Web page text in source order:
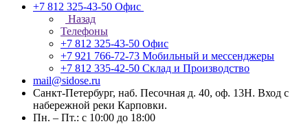
+7 812 325-43-50 Офис
Назад
Телефоны
+7 812 325-43-50 Офис
+7 921 766-72-73 Мобильный и мессенджеры
+7 812 335-42-50 Склад и Производство
mail@sidose.ru
Санкт-Петербург, наб. Песочная д. 40, оф. 13Н. Вход с
набережной реки Карповки.
Пн. – Пт.: с 10:00 до 18:00